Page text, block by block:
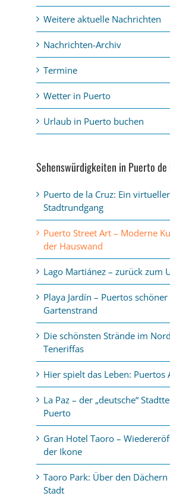
Weitere aktuelle Nachrichten
Nachrichten-Archiv
Termine
Wetter in Puerto
Urlaub in Puerto buchen
Sehenswürdigkeiten in Puerto de
Puerto de la Cruz: Ein virtueller
Stadtrundgang
Puerto Street Art – Moderne
der Hauswand
Lago Martiánez – zurück zum
Playa Jardín – Puertos schöner
Gartenstrand
Die schönsten Strände im
Teneriffas
Hier spielt das Leben: Puertos
La Paz – der „deutsche“
Puerto
Gran Hotel Taoro –
der Ikone
Taoro Park: Über den
Stadt